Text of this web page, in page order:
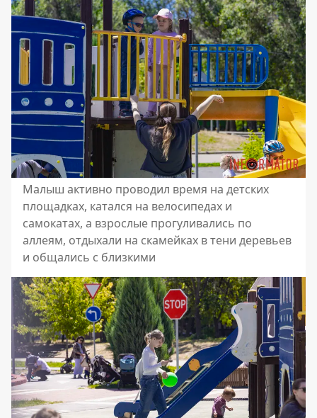
Малыш активно проводил время на детских
площадках, катался на велосипедах и
самокатах, а взрослые прогуливались по
аллеям, отдыхали на скамейках в тени деревьев
и общались с близкими